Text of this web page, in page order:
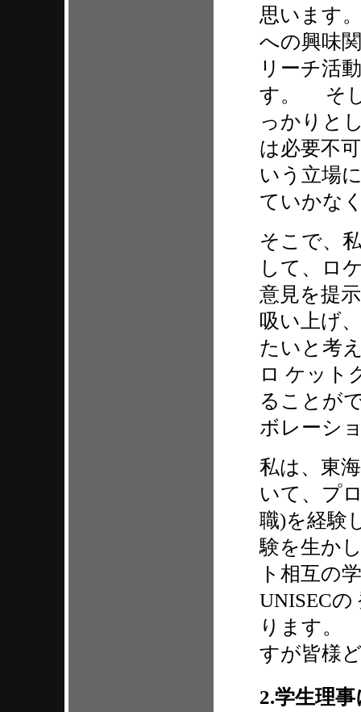
思います
への興味
リーチ活
す。 そし
っかりと
は必要不
いう立場
ていかな
そこで、
して、ロ
意見を提
吸い上げ
たいと考
ロ ケット
ることが
ボレーシ
私は、東
いて、プ
職)を経験
験を生か
ト相互の
UNISEC
ります。
すが皆様
2.学生理